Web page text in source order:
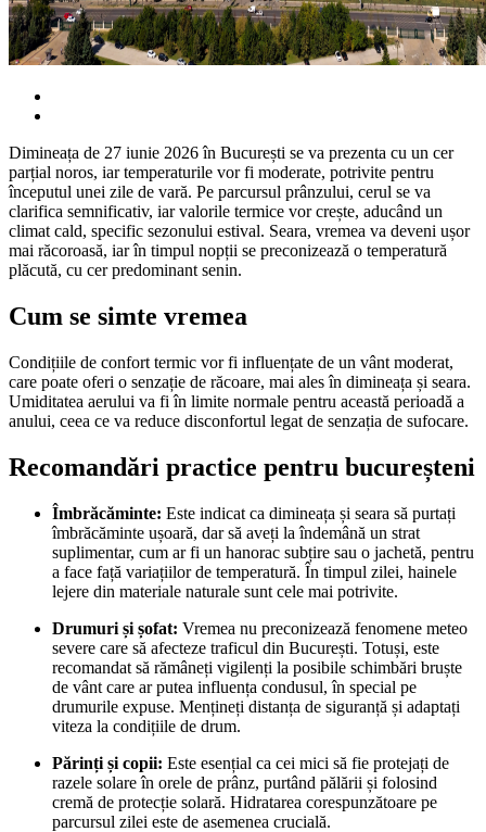
Dimineața de 27 iunie 2026 în București se va prezenta cu un cer
parțial noros, iar temperaturile vor fi moderate, potrivite pentru
începutul unei zile de vară. Pe parcursul prânzului, cerul se va
clarifica semnificativ, iar valorile termice vor crește, aducând un
climat cald, specific sezonului estival. Seara, vremea va deveni ușor
mai răcoroasă, iar în timpul nopții se preconizează o temperatură
plăcută, cu cer predominant senin.
Cum se simte vremea
Condițiile de confort termic vor fi influențate de un vânt moderat,
care poate oferi o senzație de răcoare, mai ales în dimineața și seara.
Umiditatea aerului va fi în limite normale pentru această perioadă a
anului, ceea ce va reduce disconfortul legat de senzația de sufocare.
Recomandări practice pentru bucureșteni
Îmbrăcăminte: Este indicat ca dimineața și seara să purtați
îmbrăcăminte ușoară, dar să aveți la îndemână un strat
suplimentar, cum ar fi un hanorac subțire sau o jachetă, pentru
a face față variațiilor de temperatură. În timpul zilei, hainele
lejere din materiale naturale sunt cele mai potrivite.
Drumuri și șofat: Vremea nu preconizează fenomene meteo
severe care să afecteze traficul din București. Totuși, este
recomandat să rămâneți vigilenți la posibile schimbări bruște
de vânt care ar putea influența condusul, în special pe
drumurile expuse. Mențineți distanța de siguranță și adaptați
viteza la condițiile de drum.
Părinți și copii: Este esențial ca cei mici să fie protejați de
razele solare în orele de prânz, purtând pălării și folosind
cremă de protecție solară. Hidratarea corespunzătoare pe
parcursul zilei este de asemenea crucială.